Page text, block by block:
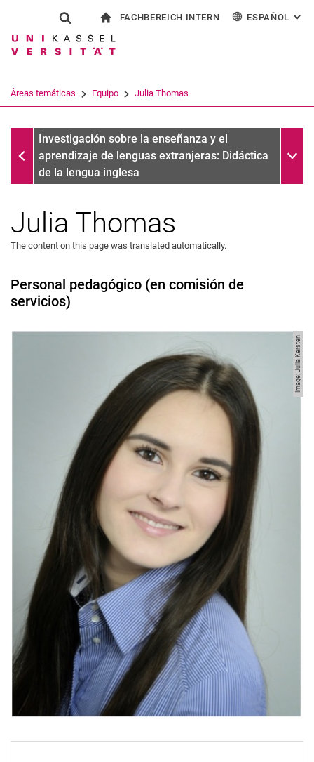
Jump directly to: content
Jump directly to: search
Jump directly to: main
Show search form
Search term
Search (opens an external link in a
FACHBEREICH INTERN ESPAÑOL :
Áreas temáticas Equipo Julia Thomas
EquipoInvestigación sobre la enseñanza y el
aprendizaje de lenguas extranjeras: Didáctica
de la lengua inglesa
Hristina Damevska-Mitrovikj
Estudiantes asistentes
Estudiantes de doctorado
Julia Thomas
The content on this page was translated automatically.
Personal pedagógico (en comisión de
servicios)
Image: Julia Kersten